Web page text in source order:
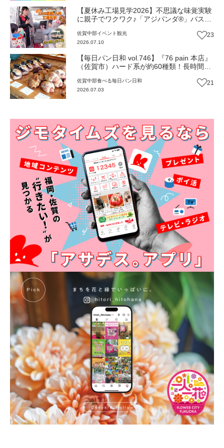
【夏休み工場見学2026】不思議な味覚実験
に親子でワクワク♪「アジパンダ®」バス
工場』（佐賀市）
佐賀中部イベント観光
2026.07.10
23
【毎日パン日和 vol.746】『76 pain 本店』
（佐賀市）ハード系が約60種類！長時間熟
佐賀中部食べる毎日パン日和
2026.07.03
21